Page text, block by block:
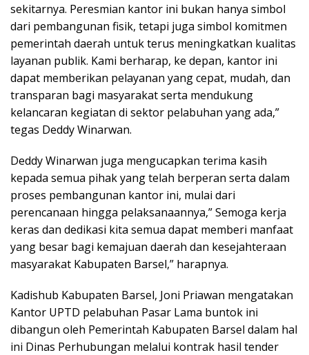
sekitarnya. Peresmian kantor ini bukan hanya simbol
dari pembangunan fisik, tetapi juga simbol komitmen
pemerintah daerah untuk terus meningkatkan kualitas
layanan publik. Kami berharap, ke depan, kantor ini
dapat memberikan pelayanan yang cepat, mudah, dan
transparan bagi masyarakat serta mendukung
kelancaran kegiatan di sektor pelabuhan yang ada,”
tegas Deddy Winarwan.
Deddy Winarwan juga mengucapkan terima kasih
kepada semua pihak yang telah berperan serta dalam
proses pembangunan kantor ini, mulai dari
perencanaan hingga pelaksanaannya,” Semoga kerja
keras dan dedikasi kita semua dapat memberi manfaat
yang besar bagi kemajuan daerah dan kesejahteraan
masyarakat Kabupaten Barsel,” harapnya.
Kadishub Kabupaten Barsel, Joni Priawan mengatakan
Kantor UPTD pelabuhan Pasar Lama buntok ini
dibangun oleh Pemerintah Kabupaten Barsel dalam hal
ini Dinas Perhubungan melalui kontrak hasil tender